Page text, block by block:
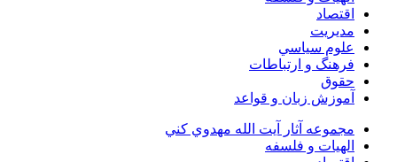
اقتصاد
مديريت
علوم سياسي
فرهنگ و ارتباطات
حقوق
آموزش زبان و قواعد
مجموعه آثار آيت الله مهدوي كني
الهیات و فلسفه